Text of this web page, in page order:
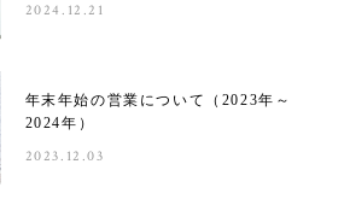
2024.12.21
年末年始の営業について（2023年～
2024年）
2023.12.03